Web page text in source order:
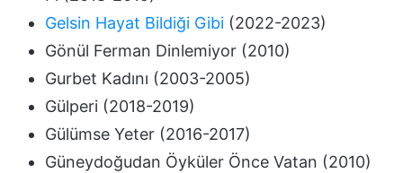
Gelsin Hayat Bildiği Gibi (2022-2023)
Gönül Ferman Dinlemiyor (2010)
Gurbet Kadını (2003-2005)
Gülperi (2018-2019)
Gülümse Yeter (2016-2017)
Güneydoğudan Öyküler Önce Vatan (2010)